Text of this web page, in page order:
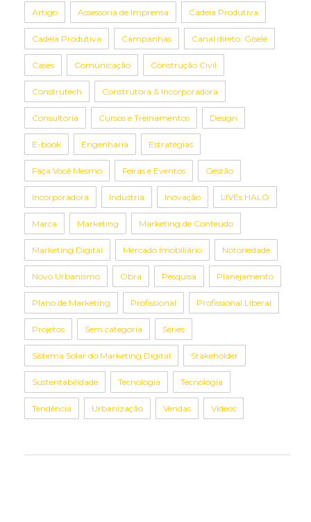
Artigo Assessoria de Imprensa Cadeia Produtiva
Cadeia Produtiva Campanhas Canal direto: Gisele
Cases Comunicação Construção Civil
Construtech Construtora & Incorporadora
Consultoria Cursos e Treinamentos Design
E-book Engenharia Estratégias
Faça Você Mesmo Feiras e Eventos Gestão
Incorporadora Indústria Inovação LIVEs HALO
Marca Marketing Marketing de Conteúdo
Marketing Digital Mercado Imobiliário Notoriedade
Novo Urbanismo Obra Pesquisa Planejamento
Plano de Marketing Profissional Profissional Liberal
Projetos Sem categoria Séries
Sistema Solar do Marketing Digital Stakeholder
Sustentabilidade Tecnologia Tecnologia
Tendência Urbanização Vendas Vídeos